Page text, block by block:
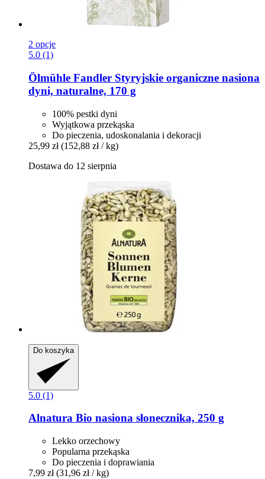
2 opcje
5.0 (1)
Ölmühle Fandler Styryjskie organiczne nasiona
dyni, naturalne, 170 g
100% pestki dyni
Wyjątkowa przekąska
Do pieczenia, udoskonalania i dekoracji
25,99 zł (152,88 zł / kg)
Dostawa do 12 sierpnia
Do koszyka
5.0 (1)
Alnatura Bio nasiona słonecznika, 250 g
Lekko orzechowy
Popularna przekąska
Do pieczenia i doprawiania
7,99 zł (31,96 zł / kg)